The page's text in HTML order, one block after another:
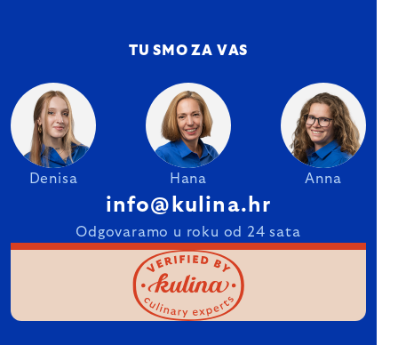
TU SMO ZA VAS
Denisa Hana Anna
info@kulina.hr
Odgovaramo u roku od 24 sata